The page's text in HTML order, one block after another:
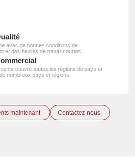
avec de bonnes conditions de
et des heures de travail courtes.
vente couvre toutes les régions du pays et
nombreux pays et régions.
maintenant Contactez-nous